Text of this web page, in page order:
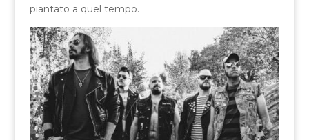
piantato a quel tempo.